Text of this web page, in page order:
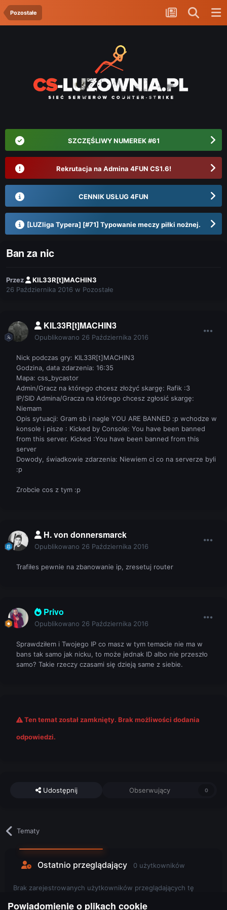
Pozostałe
SZCZĘŚLIWY NUMEREK #61
Rekrutacja na Admina 4FUN CS1.6!
CENNIK USŁUG 4FUN
[LUZliga Typera] [#71] Typowanie meczy piłki nożnej.
Ban za nic
Przez
KIL33R[t]MACHIN3
26 Października 2016 w Pozostałe
KIL33R[t]MACHIN3
Opublikowano 26 Października 2016
Nick podczas gry: KIL33R[t]MACHIN3
Godzina, data zdarzenia: 16:35
Mapa: css_bycastor
Admin/Gracz na którego chcesz złożyć skargę: Rafik :3
IP/SID Admina/Gracza na którego chcesz zgłosić skargę:
Niemam
Opis sytuacji: Gram sb i nagle YOU ARE BANNED :p wchodze w
konsole i pisze : Kicked by Console: You have been banned
from this server. Kicked :You have been banned from this
server
Dowody, świadkowie zdarzenia: Niewiem ci co na serverze byli
:p
Zrobcie cos z tym :p
H. von donnersmarck
Opublikowano 26 Października 2016
Trafiłes pewnie na zbanowanie ip, zresetuj router
Privo
Opublikowano 26 Października 2016
Sprawdziłem i Twojego IP co masz w tym temacie nie ma w
bans tak samo jak nicku, to może jednak ID albo nie przeszło
samo? Takie rzeczy czasami się dzieją same z siebie.
Ten temat został zamknięty. Brak możliwości dodania
odpowiedzi.
Udostępnij Obserwujący 0
Tematy
Ostatnio przeglądający 0 użytkowników
Brak zarejestrowanych użytkowników przeglądających tę
Powiadomienie o plikach cookie